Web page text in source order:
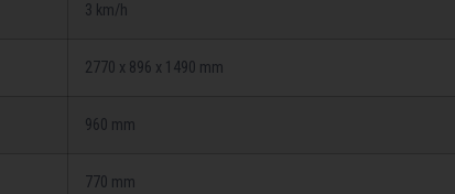
3 km/h
2770 x 896 x 1490 mm
960 mm
770 mm